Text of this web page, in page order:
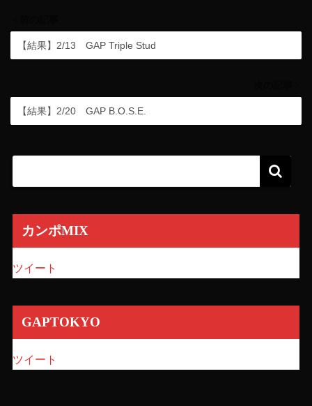
【結果】2/13 GAP Triple Stud
【結果】2/20 GAP B.O.S.E.
カンポMIX
ツイート
GAPTOKYO
ツイート